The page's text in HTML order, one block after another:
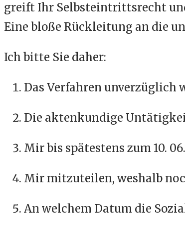
greift Ihr Selbsteintrittsrecht
Eine bloße Rückleitung an die
Ich bitte Sie daher:
Das Verfahren unverzüglich
Die aktenkundige
Mir bis spätestens zum 10.
Mir mitzuteilen, weshalb
An welchem Datum die